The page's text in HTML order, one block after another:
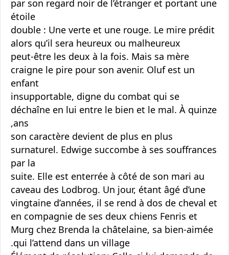
par son regard noir de l’étranger et portant une
étoile
double : Une verte et une rouge. Le mire prédit
alors qu’il sera heureux ou malheureux
peut-être les deux à la fois. Mais sa mère
craigne le pire pour son avenir. Oluf est un
enfant
insupportable, digne du combat qui se
déchaîne en lui entre le bien et le mal. À quinze
ans,
son caractère devient de plus en plus
surnaturel. Edwige succombe à ses souffrances
par la
suite. Elle est enterrée à côté de son mari au
caveau des Lodbrog. Un jour, étant âgé d’une
vingtaine d’années, il se rend à dos de cheval et
en compagnie de ses deux chiens Fenris et
Murg chez Brenda la châtelaine, sa bien-aimée
qui l’attend dans un village.